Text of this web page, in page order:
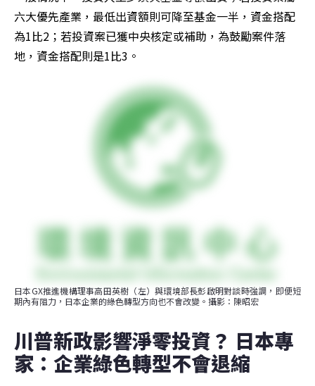
六大優先產業，最低出資額則可降至基金一半，資金搭配
為1比2；若投資案已獲中央核定或補助，為鼓勵案件落
地，資金搭配則是1比3。
日本GX推進機構理事高田英樹（左）與環境部長彭啟明對談時強調，即便短
期內有阻力，日本企業的綠色轉型方向也不會改變。攝影：陳昭宏
川普新政影響淨零投資？ 日本專
家：企業綠色轉型不會退縮